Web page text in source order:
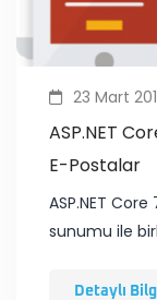
23 Mart
ASP.NET
E-Postalar
ASP.NET
sunumu ile
Detaylı